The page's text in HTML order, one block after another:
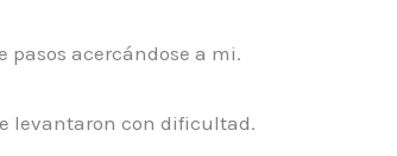
pasos acercándose a mi.
levantaron con dificultad.